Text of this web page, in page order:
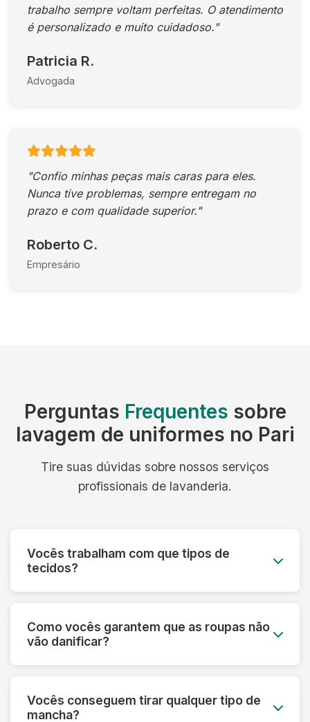
trabalho sempre voltam perfeitas. O atendimento
é personalizado e muito cuidadoso."
Patricia R.
Advogada
"Confio minhas peças mais caras para eles.
Nunca tive problemas, sempre entregam no
prazo e com qualidade superior."
Roberto C.
Empresário
Perguntas Frequentes sobre
lavagem de uniformes no Pari
Tire suas dúvidas sobre nossos serviços
profissionais de lavanderia.
Vocês trabalham com que tipos de
tecidos?
tecidos sintéticos e técnicos. Cada material
Como vocês garantem que as roupas não
vão danificar?
processo. Utilizamos produtos específicos e
Vocês conseguem tirar qualquer tipo de
mancha?